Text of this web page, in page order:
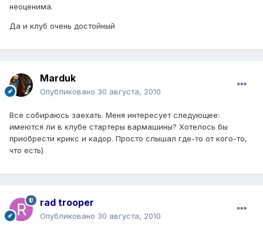
неоценима.
Да и клуб очень достойный
Marduk
Опубликовано 30 августа, 2010
Все собираюсь заехать. Меня интересует следующее:
имеются ли в клубе стартеры вармашины? Хотелось бы
приобрести крикс и кадор. Просто слышал где-то от кого-то,
что есть)
rad trooper
Опубликовано 30 августа, 2010